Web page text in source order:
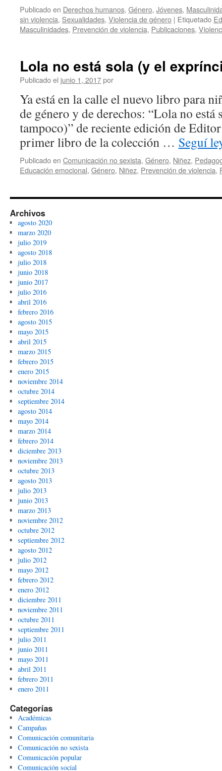
Publicado en Derechos humanos, Género, Jóvenes,
sin violencia, Sexualidades, Violencia de género | Etiquetado
Masculinidades, Prevención de violencia, Publicaciones,
Lola no está sola (y el
Publicado el junio 1, 2017por
Ya está en la calle el nuevo libro para
de género y de derechos: “Lola no
tampoco)” de reciente edición de
primer libro de la colección … Seguí
Publicado en Comunicación no sexista, Género, Niñez,
Educación emocional, Género, Niñez, Prevención de violencia,
Archivos
agosto 2020
marzo 2020
julio 2019
agosto 2018
julio 2018
junio 2018
junio 2017
julio 2016
abril 2016
febrero 2016
agosto 2015
mayo 2015
abril 2015
marzo 2015
febrero 2015
enero 2015
noviembre 2014
octubre 2014
septiembre 2014
agosto 2014
mayo 2014
marzo 2014
febrero 2014
diciembre 2013
noviembre 2013
octubre 2013
agosto 2013
julio 2013
junio 2013
marzo 2013
noviembre 2012
octubre 2012
septiembre 2012
agosto 2012
julio 2012
mayo 2012
febrero 2012
enero 2012
diciembre 2011
noviembre 2011
octubre 2011
septiembre 2011
julio 2011
junio 2011
mayo 2011
abril 2011
febrero 2011
enero 2011
Categorías
Académicas
Campañas
Comunicación comunitaria
Comunicación no sexista
Comunicación popular
Comunicación social